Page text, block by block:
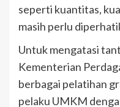
seperti kuantitas,
masih perlu
Untuk mengatasi
Kementerian
berbagai pelatihan
pelaku UMKM